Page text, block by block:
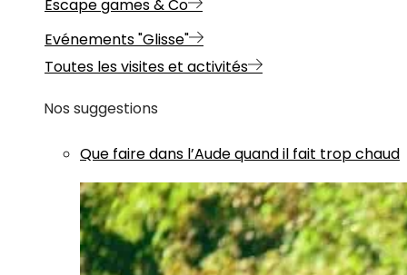
Escape games & Co
Evénements "Glisse"
Toutes les visites et activités
Nos suggestions
Que faire dans l’Aude quand il fait trop chaud